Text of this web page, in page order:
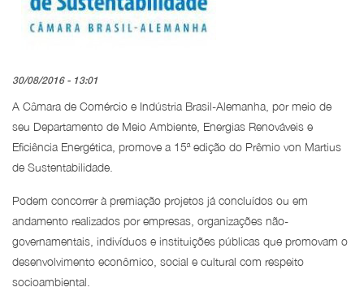
30/08/2016 - 13:01
A Câmara de Comércio e Indústria Brasil-Alemanha, por meio de
seu Departamento de Meio Ambiente, Energias Renováveis e
Eficiência Energética, promove a 15ª edição do Prêmio von Martius
de Sustentabilidade.
Podem concorrer à premiação projetos já concluídos ou em
andamento realizados por empresas, organizações não-
governamentais, indivíduos e instituições públicas que promovam o
desenvolvimento econômico, social e cultural com respeito
socioambiental.